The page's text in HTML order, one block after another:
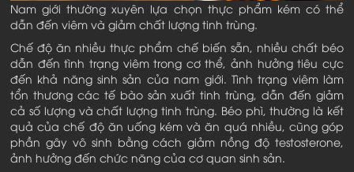
Nam giới thường xuyên lựa chọn thực phẩm kém có thể
dẫn đến viêm và giảm chất lượng tinh trùng.
Chế độ ăn nhiều thực phẩm chế biến sẵn, nhiều chất béo
dẫn đến tình trạng viêm trong cơ thể, ảnh hưởng tiêu cực
đến khả năng sinh sản của nam giới. Tình trạng viêm làm
tổn thương các tế bào sản xuất tinh trùng, dẫn đến giảm
cả số lượng và chất lượng tinh trùng. Béo phì, thường là kết
quả của chế độ ăn uống kém và ăn quá nhiều, cũng góp
phần gây vô sinh bằng cách giảm nồng độ testosterone,
ảnh hưởng đến chức năng của cơ quan sinh sản.